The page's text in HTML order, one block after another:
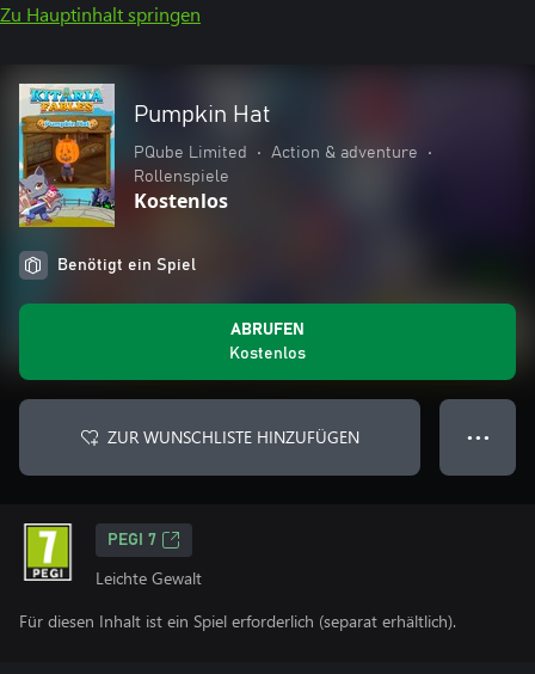
Zu Hauptinhalt springen
Pumpkin Hat
PQube Limited • Action & adventure
•
Rollenspiele
Kostenlos
Benötigt ein Spiel
ABRUFEN
Kostenlos
ZUR WUNSCHLISTE HINZUFÜGEN ● ● ●
PEGI 7
Leichte Gewalt
Für diesen Inhalt ist ein Spiel erforderlich (separat erhältlich).